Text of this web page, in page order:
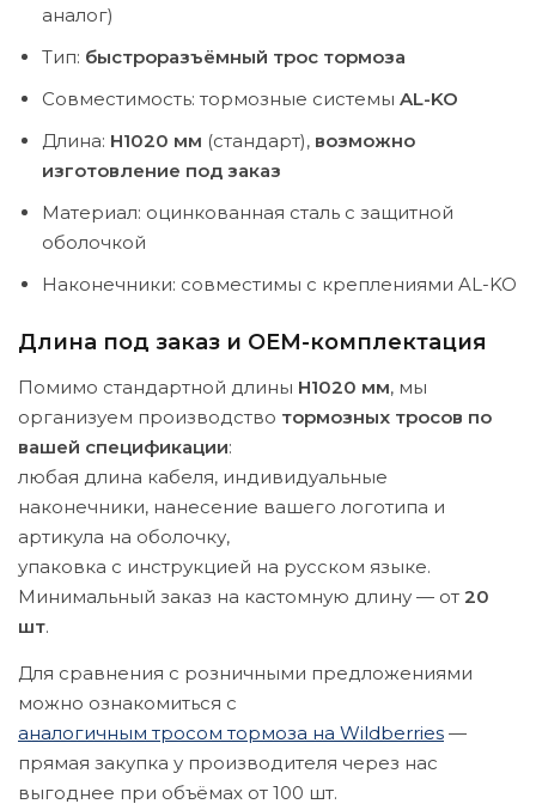
аналог)
Тип: быстроразъёмный трос тормоза
Совместимость: тормозные системы AL-KO
Длина: H1020 мм (стандарт), возможно
изготовление под заказ
Материал: оцинкованная сталь с защитной
оболочкой
Наконечники: совместимы с креплениями AL-KO
Длина под заказ и OEM-комплектация
Помимо стандартной длины H1020 мм, мы
организуем производство тормозных тросов по
вашей спецификации:
любая длина кабеля, индивидуальные
наконечники, нанесение вашего логотипа и
артикула на оболочку,
упаковка с инструкцией на русском языке.
Минимальный заказ на кастомную длину — от 20
шт.
Для сравнения с розничными предложениями
можно ознакомиться с
аналогичным тросом тормоза на Wildberries —
прямая закупка у производителя через нас
выгоднее при объёмах от 100 шт.